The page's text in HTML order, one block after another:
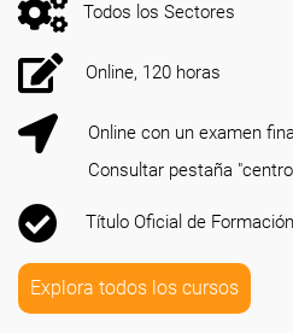
Todos los Sectores
Online, 120 horas
Online con un examen
Consultar pestaña
Título Oficial de
Explora todos los cursos